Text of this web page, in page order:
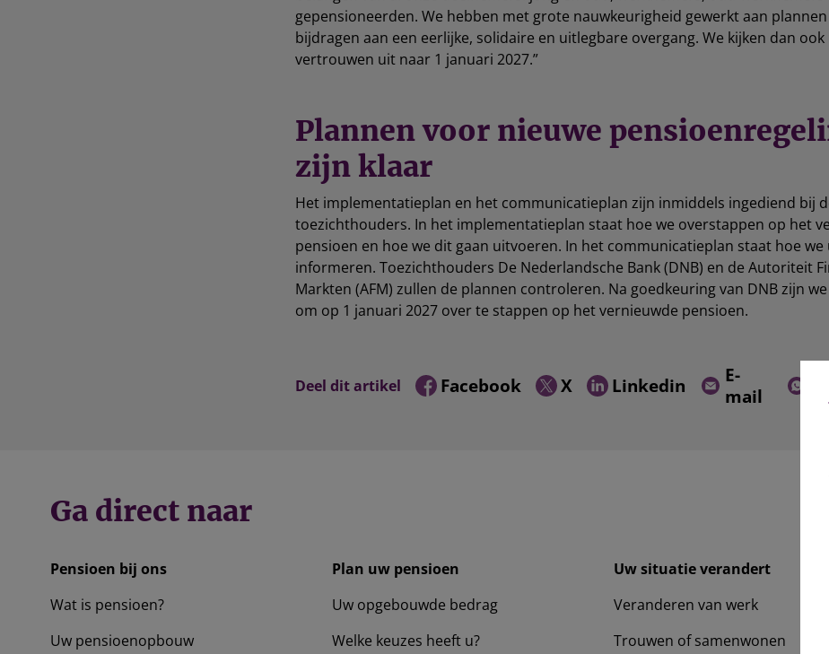
gepensioneerden. We hebben met grote nauwkeurigheid gewerkt aan
bijdragen aan een eerlijke, solidaire en uitlegbare overgang. We kijken dan ook
vertrouwen uit naar 1 januari 2027.”
Plannen voor nieuwe
zijn klaar
Het implementatieplan en het communicatieplan zijn inmiddels ingediend bij
toezichthouders. In het implementatieplan staat hoe we overstappen op het
pensioen en hoe we dit gaan uitvoeren. In het communicatieplan staat hoe
informeren. Toezichthouders De Nederlandsche Bank (DNB) en de Autoriteit
Markten (AFM) zullen de plannen controleren. Na goedkeuring van DNB zijn
om op 1 januari 2027 over te stappen op het vernieuwde pensioen.
Deel dit artikel Facebook X Linkedin
E-
mail
Ga direct naar
Pensioen bij ons
Wat is pensioen?
Uw pensioenopbouw
Plan uw pensioen
Uw opgebouwde bedrag
Welke keuzes heeft u?
Uw situatie verandert
Veranderen van werk
Trouwen of samenwonen